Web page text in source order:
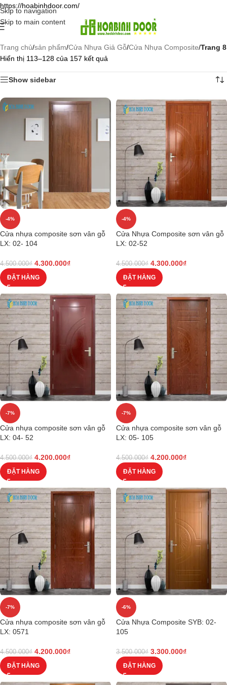
https://hoabinhdoor.com/
Skip to navigation
Skip to main content
Trang chủ/sản phẩm/Cửa Nhựa Giả Gỗ/Cửa Nhựa Composite/Trang 8
Hiển thị 113–128 của 157 kết quả
Show sidebar
-4%
Cửa nhựa composite sơn vân gỗ
LX: 02- 104
4.500.000₫ 4.300.000₫
ĐẶT HÀNG
-4%
Cửa Nhựa Composite sơn vân gỗ
LX: 02-52
4.500.000₫ 4.300.000₫
ĐẶT HÀNG
-7%
Cửa nhựa composite sơn vân gỗ
LX: 04- 52
4.500.000₫ 4.200.000₫
ĐẶT HÀNG
-7%
Cửa nhựa composite sơn vân gỗ
LX: 05- 105
4.500.000₫ 4.200.000₫
ĐẶT HÀNG
-7%
Cửa nhựa composite sơn vân gỗ
LX: 0571
4.500.000₫ 4.200.000₫
ĐẶT HÀNG
-6%
Cửa Nhựa Composite SYB: 02-
105
3.500.000₫ 3.300.000₫
ĐẶT HÀNG